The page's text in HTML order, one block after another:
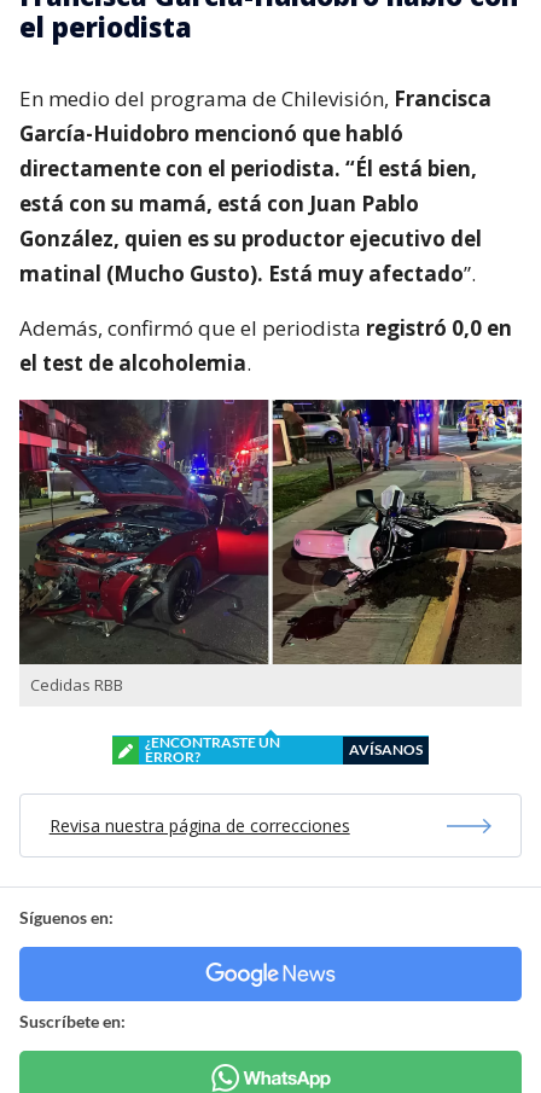
el periodista
En medio del programa de Chilevisión, Francisca
García-Huidobro mencionó que habló
directamente con el periodista. “Él está bien,
está con su mamá, está con Juan Pablo
González, quien es su productor ejecutivo del
matinal (Mucho Gusto). Está muy afectado”.
Además, confirmó que el periodista registró 0,0 en
el test de alcoholemia.
Cedidas RBB
¿ENCONTRASTE UN
ERROR?
AVÍSANOS
Revisa nuestra página de correcciones
Síguenos en:
Suscríbete en: